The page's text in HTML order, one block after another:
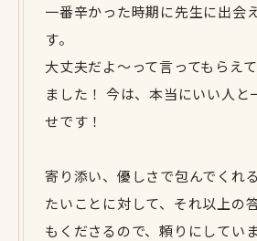
一番辛かった時期に先生に出会
す。
大丈夫だよ〜って言ってもらえ
ました！ 今は、本当にいい人と
せです！
寄り添い、優しさで包んでくれ
たいことに対して、それ以上の
もくださるので、頼りにしてい